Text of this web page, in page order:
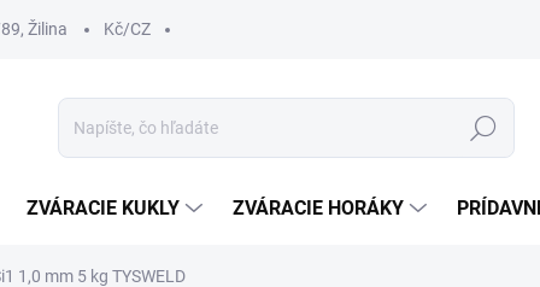
Žilina Kč/CZ
Hľadať
ZVÁRACIE KUKLY ZVÁRACIE HORÁKY
1,0 mm 5 kg TYSWELD